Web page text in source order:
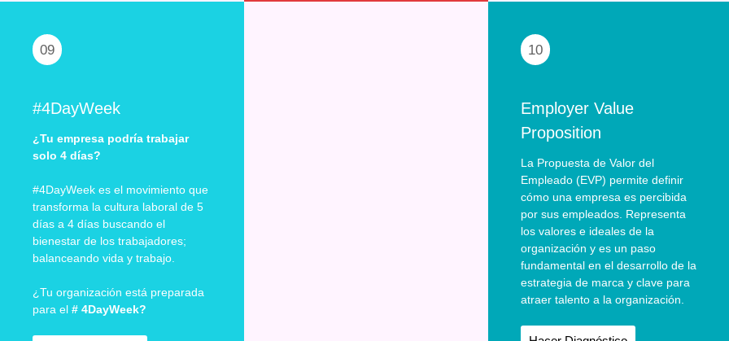
09
#4DayWeek
¿Tu empresa podría trabajar
solo 4 días?
#4DayWeek es el movimiento que
transforma la cultura laboral de 5
días a 4 días buscando el
bienestar de los trabajadores;
balanceando vida y trabajo.
¿Tu organización está preparada
para el # 4DayWeek?
10
Employer Value
Proposition
La Propuesta de Valor del
Empleado (EVP) permite definir
cómo una empresa es percibida
por sus empleados. Representa
los valores e ideales de la
organización y es un paso
fundamental en el desarrollo de la
estrategia de marca y clave para
atraer talento a la organización.